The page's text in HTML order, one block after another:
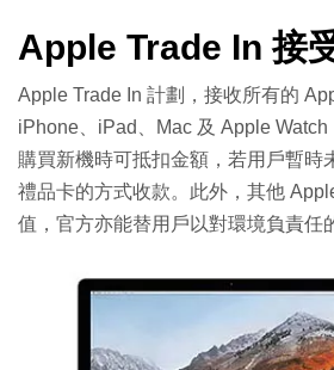
Apple Trade In 接
Apple Trade In 計劃，接收所有的
iPhone、iPad、Mac 及 Apple Watch
購買新機時可抵扣金額，若用戶暫時
禮品卡的方式收款。此外，其他
值，官方亦能替用戶以對環境負責任